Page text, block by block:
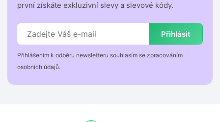
první získáte exkluzivní slevy a slevové kódy.
Přihlásit
Přihlášením k odběru newsletteru souhlasím se zpracováním
osobních údajů.